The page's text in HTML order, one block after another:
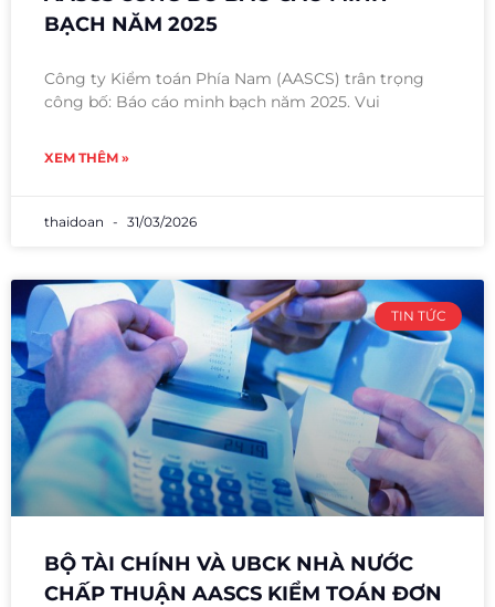
BẠCH NĂM 2025
Công ty Kiểm toán Phía Nam (AASCS) trân trọng
công bố: Báo cáo minh bạch năm 2025. Vui
XEM THÊM »
thaidoan 31/03/2026
TIN TỨC
BỘ TÀI CHÍNH VÀ UBCK NHÀ NƯỚC
CHẤP THUẬN AASCS KIỂM TOÁN ĐƠN